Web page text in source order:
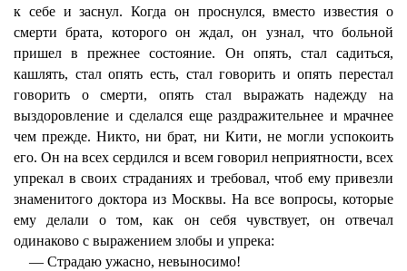
к себе и заснул. Когда он проснулся, вместо известия о
смерти брата, которого он ждал, он узнал, что больной
пришел в прежнее состояние. Он опять, стал садиться,
кашлять, стал опять есть, стал говорить и опять перестал
говорить о смерти, опять стал выражать надежду на
выздоровление и сделался еще раздражительнее и мрачнее
чем прежде. Никто, ни брат, ни Кити, не могли успокоить
его. Он на всех сердился и всем говорил неприятности, всех
упрекал в своих страданиях и требовал, чтоб ему привезли
знаменитого доктора из Москвы. На все вопросы, которые
ему делали о том, как он себя чувствует, он отвечал
одинаково с выражением злобы и упрека:
— Страдаю ужасно, невыносимо!